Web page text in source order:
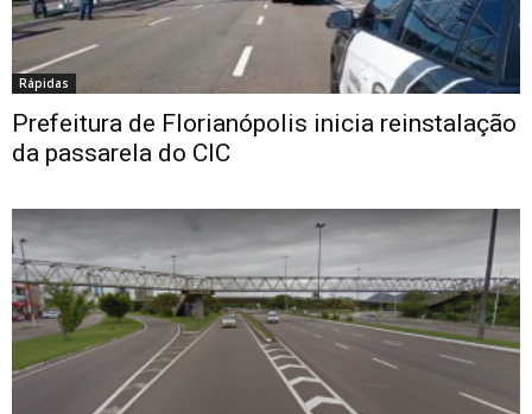
Rápidas
Prefeitura de Florianópolis inicia reinstalação
da passarela do CIC